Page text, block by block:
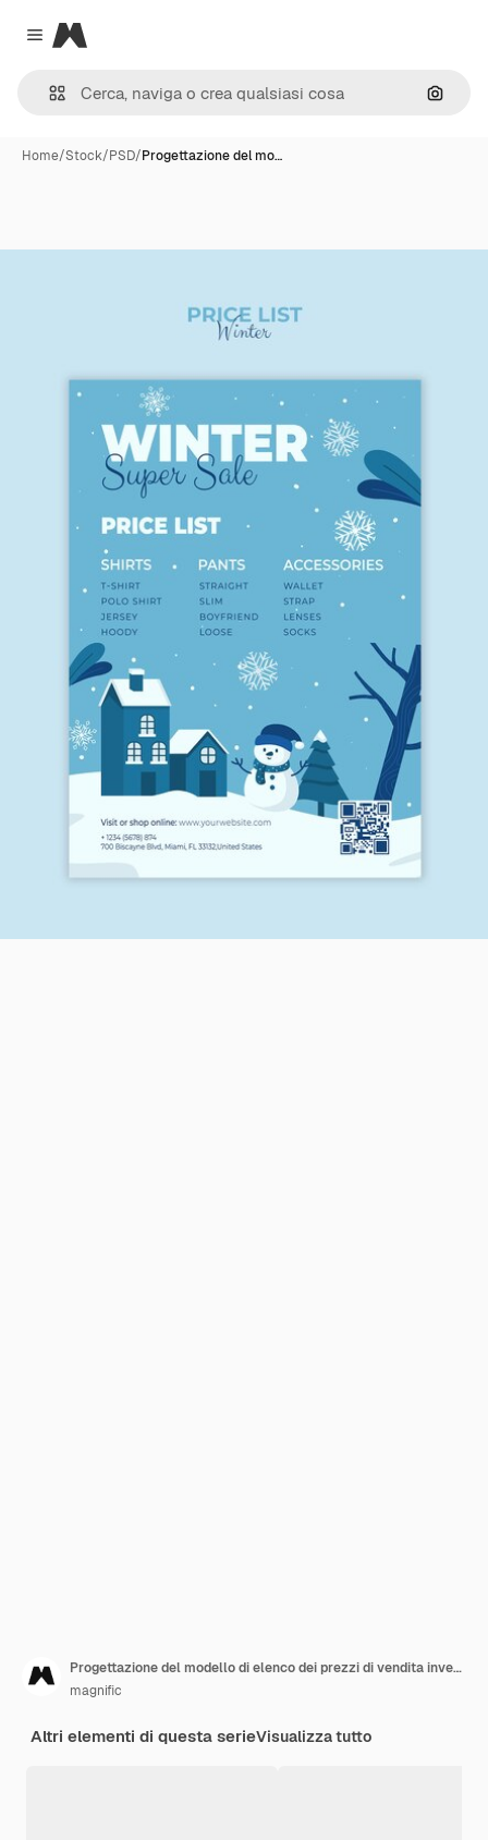
Close menu
Magnific
Cerca
Home/Stock/PSD/Progettazione del mo…
Progettazione del modello di elenco dei prezzi di vendita invernale
magnific
Altri elementi di questa serieVisualizza tutto